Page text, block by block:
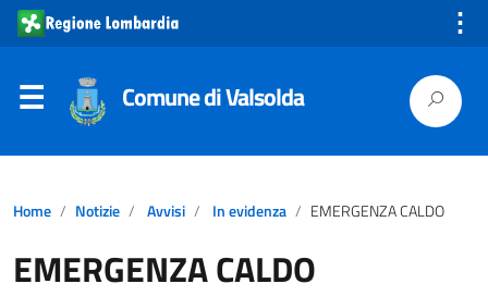
⋮
Comune di Valsolda
Home Notizie Avvisi In evidenza EMERGENZA CALDO
EMERGENZA CALDO